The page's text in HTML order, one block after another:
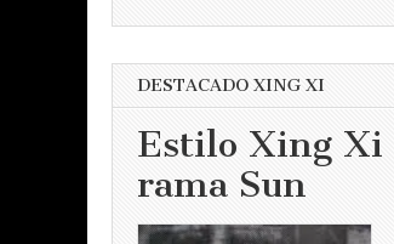
DESTACADO XING XI
Estilo Xing Xi
rama Sun